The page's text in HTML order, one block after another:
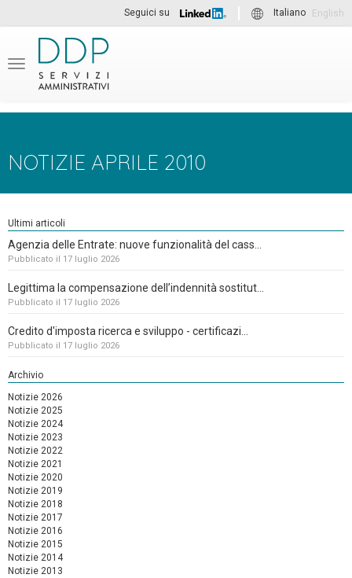
Seguici su Italiano English
Menu
NOTIZIE APRILE 2010
Ultimi articoli
Agenzia delle Entrate: nuove funzionalità del cass...
Pubblicato il 17 luglio 2026
Legittima la compensazione dell’indennità sostitut...
Pubblicato il 17 luglio 2026
Credito d'imposta ricerca e sviluppo - certificazi...
Pubblicato il 17 luglio 2026
Archivio
Notizie 2026
Notizie 2025
Notizie 2024
Notizie 2023
Notizie 2022
Notizie 2021
Notizie 2020
Notizie 2019
Notizie 2018
Notizie 2017
Notizie 2016
Notizie 2015
Notizie 2014
Notizie 2013